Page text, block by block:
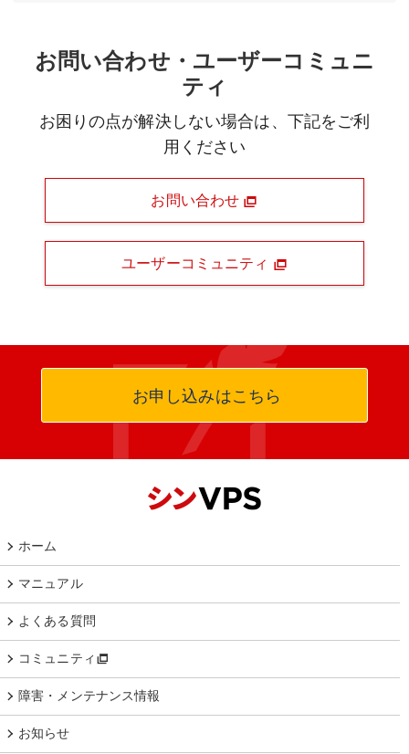
お問い合わせ・ユーザーコミュニ
ティ
お困りの点が解決しない場合は、下記をご利
用ください
お問い合わせ
ユーザーコミュニティ
お申し込みはこちら
ホーム
マニュアル
よくある質問
コミュニティ
障害・メンテナンス情報
お知らせ